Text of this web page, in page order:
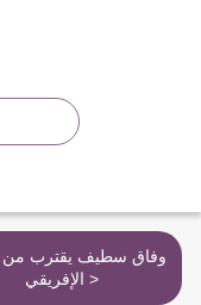
وفاق سطيف يقترب من
الإفريقي >